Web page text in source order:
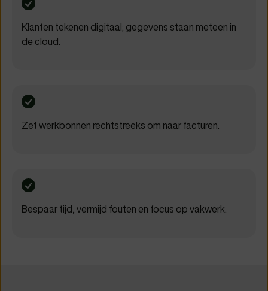
Klanten tekenen digitaal; gegevens staan meteen in
de cloud.
Zet werkbonnen rechtstreeks om naar facturen.
Bespaar tijd, vermijd fouten en focus op vakwerk.